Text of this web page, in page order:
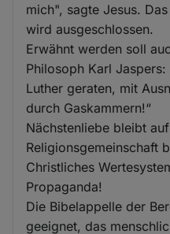
mich", sagte Jesus.
wird ausgeschlossen.
Erwähnt werden soll
Philosoph Karl
Luther geraten, mit
durch Gaskammern!“
Nächstenliebe bleibt
Religionsgemeinschaft
Christliches
Propaganda!
Die Bibelappelle der
geeignet, das